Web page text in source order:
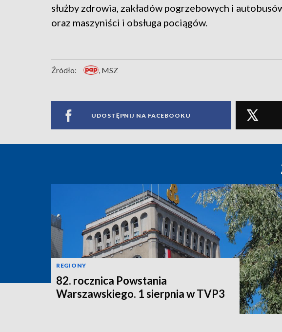
służby zdrowia, zakładów pogrzebowych i
oraz maszyniści i obsługa pociągów.
Źródło: , MSZ
UDOSTĘPNIJ NA FACEBOOKU
REGIONY
82. rocznica Powstania
Warszawskiego. 1 sierpnia w TVP3